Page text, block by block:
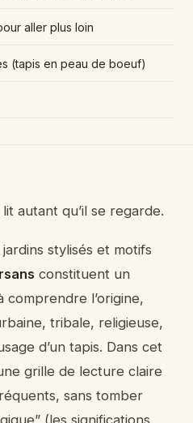
aller plus loin
(tapis en peau de boeuf)
autant qu’il se regarde.
stylisés et motifs
constituent un
comprendre l’origine,
tribale, religieuse,
d’un tapis. Dans cet
grille de lecture claire
sans tomber
(les significations